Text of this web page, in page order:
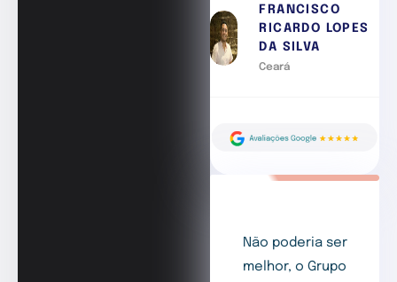
FRANCISCO
RICARDO LOPES
DA SILVA
Ceará
Não poderia ser
melhor, o Grupo